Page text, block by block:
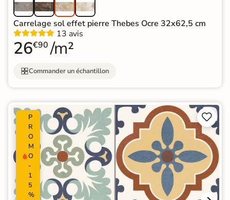
Carrelage sol effet pierre Thebes Ocre 32x62,5 cm
13 avis
26€90 /m²
Commander un échantillon
P
R
O
M
O
-
1
5
%

